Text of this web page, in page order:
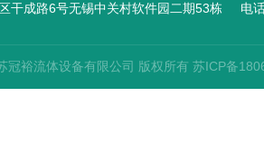
干成路6号无锡中关村软件园二期53栋 电
冠裕流体设备有限公司 版权所有 苏ICP备